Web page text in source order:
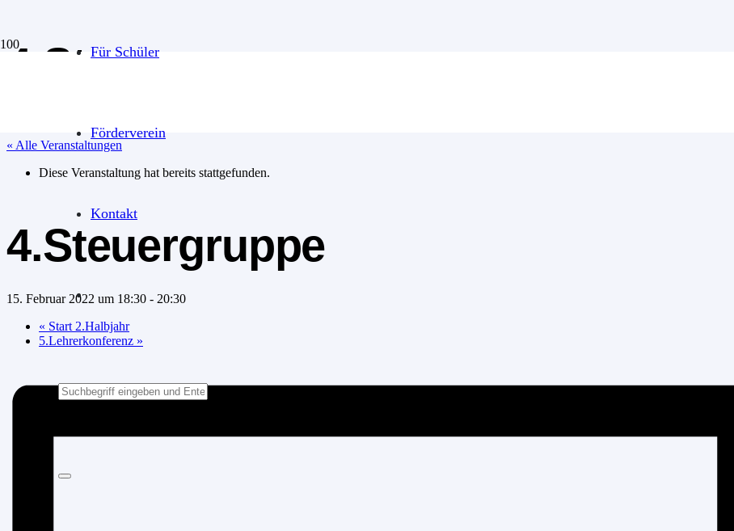
Für Schüler
Förderverein
Kontakt
4.Steuergruppe
« Alle Veranstaltungen
Diese Veranstaltung hat bereits stattgefunden.
4.Steuergruppe
15. Februar 2022 um 18:30 - 20:30
« Start 2.Halbjahr
5.Lehrerkonferenz »